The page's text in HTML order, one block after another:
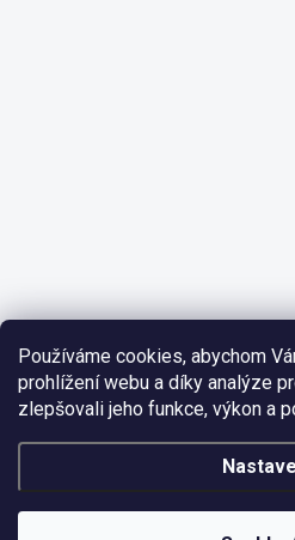
Používáme cookies, abychom
prohlížení webu a díky analýze
zlepšovali jeho funkce, výkon a